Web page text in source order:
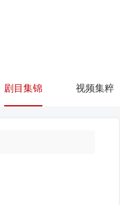
剧目集锦 视频集粹